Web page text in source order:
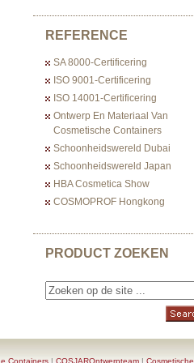
REFERENCE
SA 8000-Certificering
ISO 9001-Certificering
ISO 14001-Certificering
Ontwerp En Materiaal Van
Cosmetische Containers
Schoonheidswereld Dubai
Schoonheidswereld Japan
HBA Cosmetica Show
COSMOPROF Hongkong
PRODUCT ZOEKEN
Containers | COSJAROntwerpteam | Cosmetische